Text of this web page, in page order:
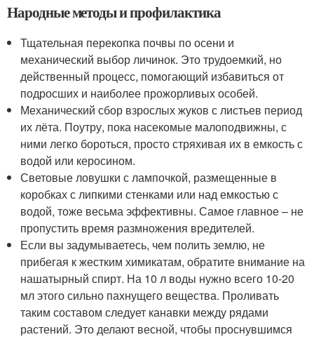
Народные методы и профилактика
Тщательная перекопка почвы по осени и
механический выбор личинок. Это трудоемкий, но
действенный процесс, помогающий избавиться от
подросших и наиболее прожорливых особей.
Механический сбор взрослых жуков с листьев период
их лёта. Поутру, пока насекомые малоподвижны, с
ними легко бороться, просто стряхивая их в емкость с
водой или керосином.
Световые ловушки с лампочкой, размещенные в
коробках с липкими стенками или над емкостью с
водой, тоже весьма эффективны. Самое главное – не
пропустить время размножения вредителей.
Если вы задумываетесь, чем полить землю, не
прибегая к жестким химикатам, обратите внимание на
нашатырный спирт. На 10 л воды нужно всего 10-20
мл этого сильно пахнущего вещества. Проливать
таким составом следует канавки между рядами
растений. Это делают весной, чтобы проснувшимся